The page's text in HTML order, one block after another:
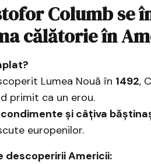
Columb se
călătorie în
Lumea Nouă în 1492,
primit ca un erou.
condimente și câțiva
europenilor.
descoperirii Americii: